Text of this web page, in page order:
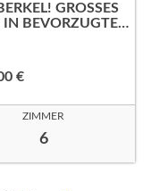
GROSSES
BEVORZUGTER
€
ZIMMER
6